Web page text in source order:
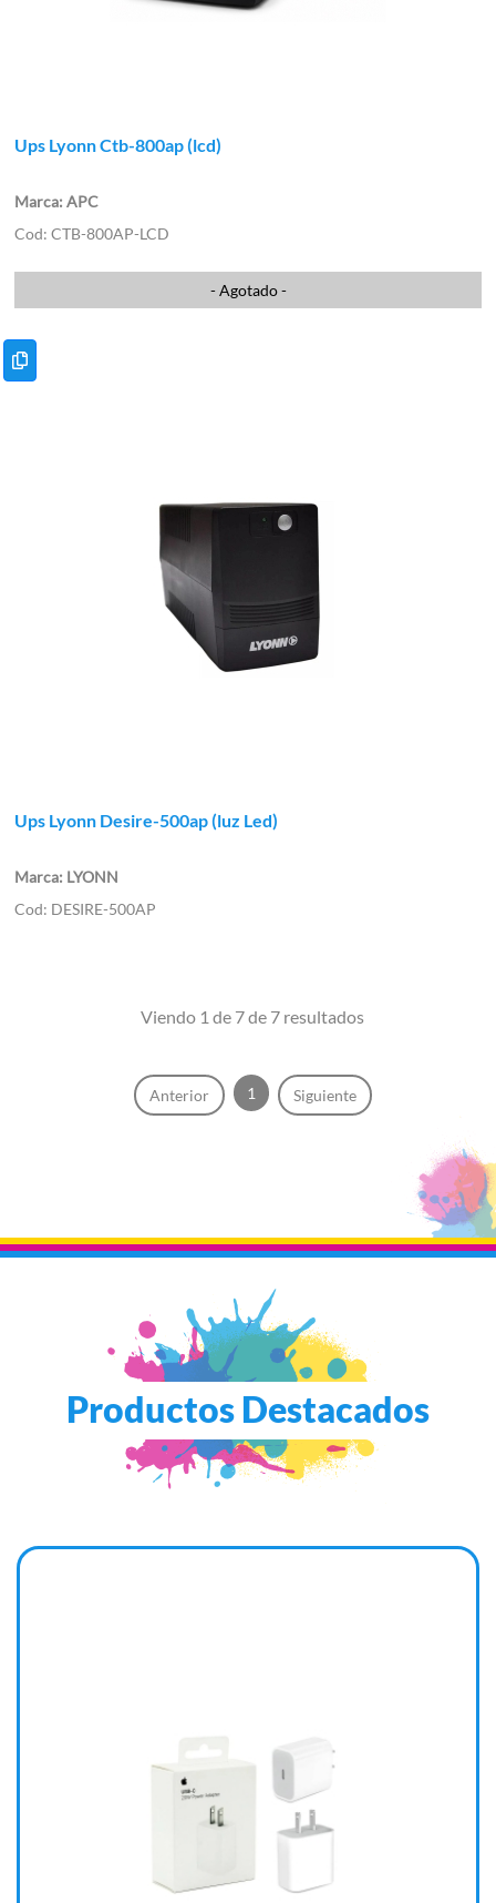
Ups Lyonn Ctb-800ap (lcd)
APC
CTB-800AP-LCD
- Agotado -
Ups Lyonn Desire-500ap (luz Led)
LYONN
DESIRE-500AP
Viendo 1 de 7 de 7 resultados
Anterior 1 Siguiente
Productos Destacados